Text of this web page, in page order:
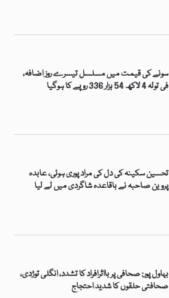
سونے کی قیمت میں مسلسل تیسرے روز اضافہ،
فی تولہ 4 لاکھ 54 ہزار 336 روپے کا ہوگیا
تحسین سکینہ کی دل کی مراد پوری ہوئی، عابدہ
پروین صاحبہ نے باقاعدہ شاگردی میں لے لیا
بہاول پور: صحافی پر بااثرافراد کا تشدد، انگلی توڑدی،
صحافتی حلقوں کا شدید احتجاج